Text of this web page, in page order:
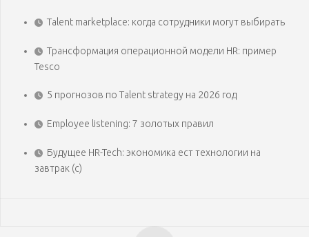
Talent marketplace: когда сотрудники могут выбирать
Трансформация операционной модели HR: пример
Tesco
5 прогнозов по Talent strategy на 2026 год
Employee listening: 7 золотых правил
Будущее HR-Tech: экономика ест технологии на
завтрак (с)